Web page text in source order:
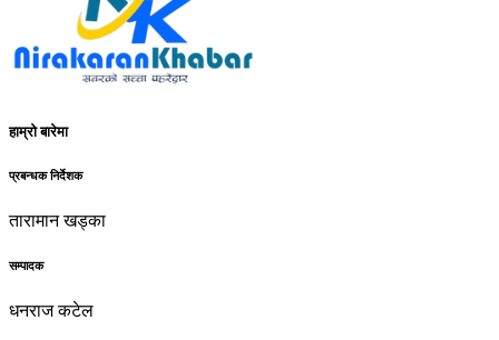
हाम्रो बारेमा
प्रबन्धक निर्देशक
तारामान खड्का
सम्पादक
धनराज कटेल